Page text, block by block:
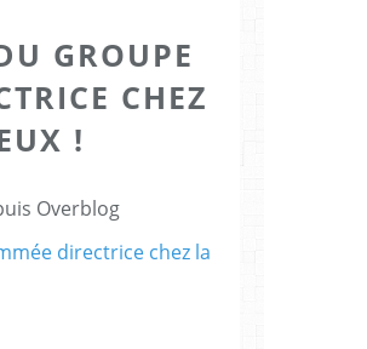
GROUPE
CHEZ
!
Overblog